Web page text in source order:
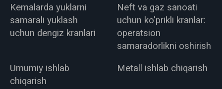
Kemalarda yuklarni
samarali yuklash
uchun dengiz kranlari
Neft va gaz sanoati
uchun ko'prikli kranlar:
operatsion
samaradorlikni oshirish
Umumiy ishlab
chiqarish
Metall ishlab chiqarish